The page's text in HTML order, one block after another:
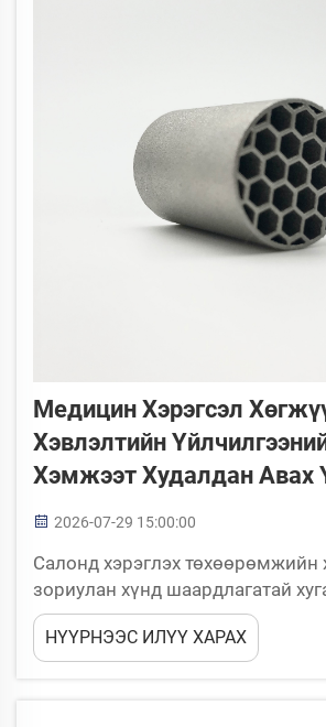
Медицин Хэрэгсэл
Хэвлэлтийн
Хэмжээт Худалдан Авах
2026-07-29 15:00:00
Салонд хэрэглэх төхөөрөмжийн
зориулан хүнд шаардлагатай
хатуу зохицуулах хуульд
хөгжүүлэлтийн зардлыг удирдах
өртөж буй. Стратегийн 3D
НҮҮРНЭЭС ИЛҮҮ ХАРАХ